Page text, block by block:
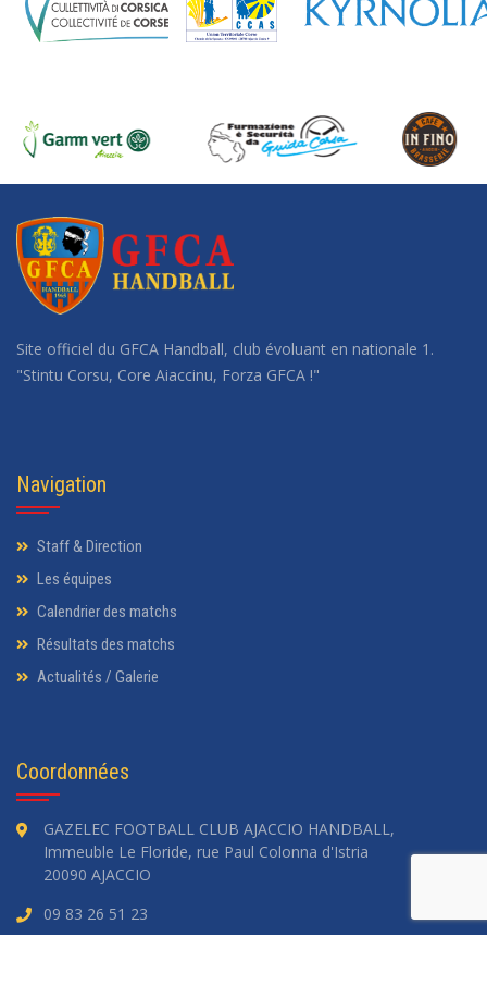
Site officiel du GFCA Handball, club évoluant en nationale 1.
"Stintu Corsu, Core Aiaccinu, Forza GFCA !"
Navigation
Staff & Direction
Les équipes
Calendrier des matchs
Résultats des matchs
Actualités / Galerie
Coordonnées
GAZELEC FOOTBALL CLUB AJACCIO HANDBALL,
Immeuble Le Floride, rue Paul Colonna d'Istria
20090 AJACCIO
09 83 26 51 23